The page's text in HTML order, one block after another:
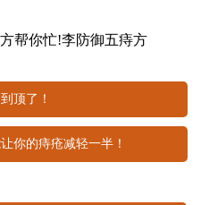
帮你忙!李防御五痔方
顶了！
你的痔疮减轻一半！